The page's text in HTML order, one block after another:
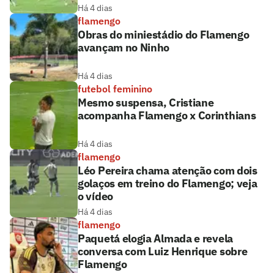
Há 4 dias
flamengo
Obras do miniestádio do Flamengo
avançam no Ninho
Há 4 dias
futebol feminino
Mesmo suspensa, Cristiane
acompanha Flamengo x Corinthians
Há 4 dias
flamengo
Léo Pereira chama atenção com dois
golaços em treino do Flamengo; veja
o vídeo
Há 4 dias
flamengo
Paquetá elogia Almada e revela
conversa com Luiz Henrique sobre
Flamengo